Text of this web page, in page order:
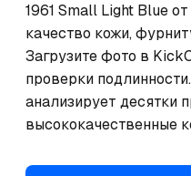
1961 Small Light Blue
качество кожи,
Загрузите фото в
проверки
анализирует десятки
высококачественные